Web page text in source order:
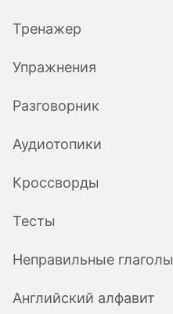
Тренажер
Упражнения
Разговорник
Аудиотопики
Кроссворды
Тесты
Неправильные глаголы
Английский алфавит